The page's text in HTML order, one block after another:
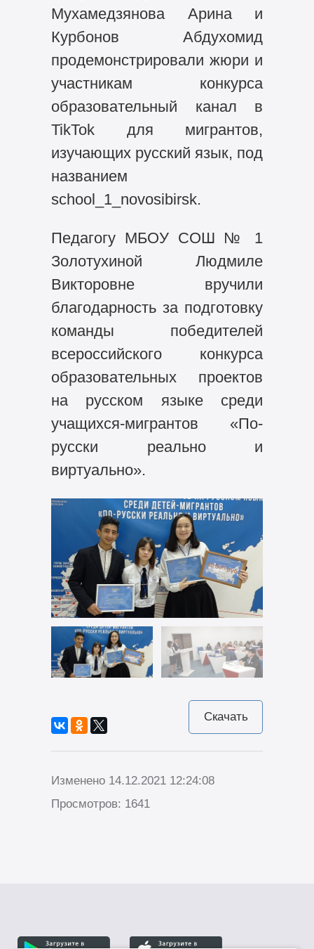
Мухамедзянова Арина и
Курбонов Абдухомид
продемонстрировали жюри и
участникам конкурса
образовательный канал в
TikTok для мигрантов,
изучающих русский язык, под
названием
school_1_novosibirsk.
Педагогу МБОУ СОШ № 1
Золотухиной Людмиле
Викторовне вручили
благодарность за подготовку
команды победителей
всероссийского конкурса
образовательных проектов
на русском языке среди
учащихся-мигрантов «По-
русски реально и
виртуально».
Скачать
Изменено 14.12.2021 12:24:08
Просмотров: 1641